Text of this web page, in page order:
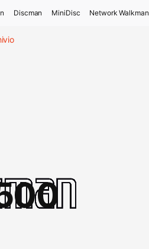
Discman MiniDisc Network Walkman